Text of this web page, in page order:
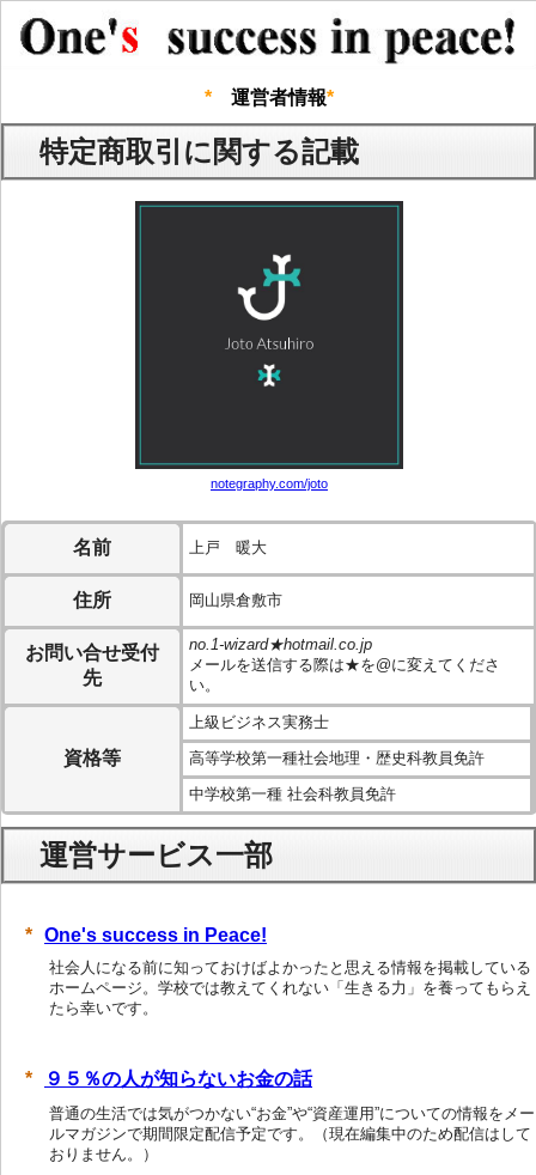
運営者情報
特定商取引に関する記載
notegraphy.com/joto
名前 上戸 暖大
住所 岡山県倉敷市
お問い合せ受付
先
no.1-wizard★hotmail.co.jp
メールを送信する際は★を@に変えてくださ
い。
資格等
上級ビジネス実務士
高等学校第一種社会地理・歴史科教員免許
中学校第一種 社会科教員免許
運営サービス一部
One's success in Peace!
社会人になる前に知っておけばよかったと思える情報を掲載している
ホームページ。学校では教えてくれない「生きる力」を養ってもらえ
たら幸いです。
９５％の人が知らないお金の話
普通の生活では気がつかない“お金”や“資産運用”についての情報をメー
ルマガジンで期間限定配信予定です。（現在編集中のため配信はして
おりません。）